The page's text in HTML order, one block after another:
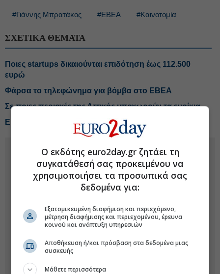
#Γιάννης Μπρατάκος #ΕΒΕΑ #Καινοτομία
ΣΧΕΤΙΚΑ ΘΕΜΑΤΑ
Ποιες startups δικαιούνται επιδότηση έως 112.500
ευρώ
Φάρσα το τηλεφώνημα για βόμβα στο ΕΒΕΑ
Σε ποιες περιοχές της Αττικής υποχωρούν τα ενοίκια
Eurobank: Γιατί κέρδισε τις εντυπώσεις στο εξάμηνο
Ο εκδότης euro2day.gr ζητάει τη
συγκατάθεσή σας προκειμένου να
χρησιμοποιήσει τα προσωπικά σας
δεδομένα για:
Εξατομικευμένη διαφήμιση και περιεχόμενο,
μέτρηση διαφήμισης και περιεχομένου, έρευνα
κοινού και ανάπτυξη υπηρεσιών
Αποθήκευση ή/και πρόσβαση στα δεδομένα μιας
συσκευής
Μάθετε περισσότερα